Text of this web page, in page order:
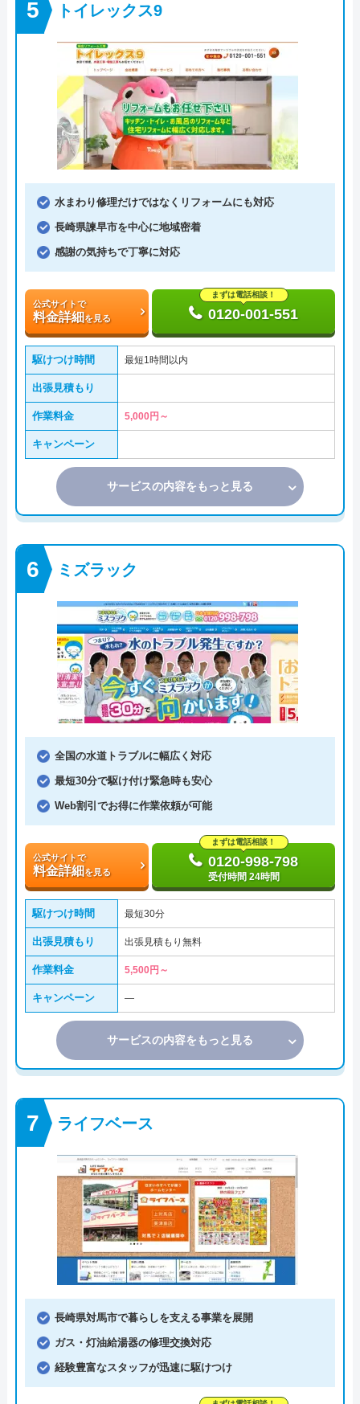
トイレックス9
水まわり修理だけではなくリフォームにも対応
長崎県諫早市を中心に地域密着
感謝の気持ちで丁寧に対応
公式サイトで
料金詳細を見る
まずは電話相談！
0120-001-551
駆けつけ時間 最短1時間以内
出張見積もり
作業料金 5,000円～
キャンペーン
サービスの内容をもっと見る
ミズラック
全国の水道トラブルに幅広く対応
最短30分で駆け付け緊急時も安心
Web割引でお得に作業依頼が可能
公式サイトで
料金詳細を見る
まずは電話相談！
0120-998-798
受付時間 24時間
駆けつけ時間 最短30分
出張見積もり 出張見積もり無料
作業料金 5,500円～
キャンペーン ―
サービスの内容をもっと見る
ライフベース
長崎県対馬市で暮らしを支える事業を展開
ガス・灯油給湯器の修理交換対応
経験豊富なスタッフが迅速に駆けつけ